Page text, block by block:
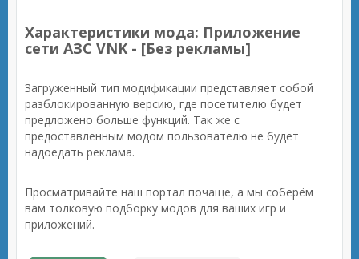
Характеристики мода: Приложение
сети АЗС VNK - [Без рекламы]
Загруженный тип модификации представляет собой
разблокированную версию, где посетителю будет
предложено больше функций. Так же с
предоставленным модом пользователю не будет
надоедать реклама.
Просматривайте наш портал почаще, а мы соберём
вам толковую подборку модов для ваших игр и
приложений.